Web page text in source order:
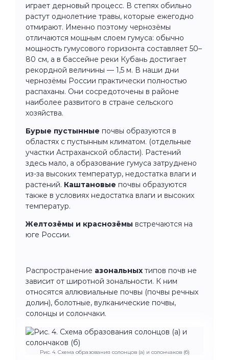
играет дерновый процесс. В степях обильно
растут однолетние травы, которые ежегодно
отмирают. Именно поэтому чернозёмы
отличаются мощным слоем гумуса: обычно
мощность гумусового горизонта составляет 50–
80 см, а в бассейне реки Кубань достигает
рекордной величины — 1,5 м. В наши дни
чернозёмы России практически полностью
распаханы. Они сосредоточены в районе
наиболее развитого в стране сельского
хозяйства.
Бурые пустынные почвы образуются в
областях с пустынным климатом. (отдельные
участки Астраханской области). Растений
здесь мало, а образование гумуса затруднено
из-за высоких температур, недостатка влаги и
растений. Каштановые почвы образуются
также в условиях недостатка влаги и высоких
температур.
Желтозёмы и краснозёмы встречаются на
юге России.
Распространение азональных типов почв не
зависит от широтной зональности. К ним
относятся аллювиальные почвы (почвы речных
долин), болотные, вулканические почвы,
солонцы и солончаки.
Рис. 4. Схема образования солонцов (а) и солончаков (б)